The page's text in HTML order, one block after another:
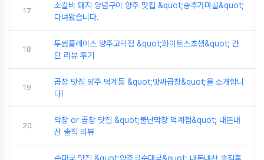
17
소갈비 돼지 양념구이 양주 맛집 &quot;송추가마골&quot;
다녀왔습니다.
18
투썸플레이스 양주고덕점 &quot;화이트스초생&quot; 간
단 리뷰 후기
19
곱창 맛집 양주 덕계동 &quot;앗싸곱창&quot;을 소개합니
다!
20
막창 or 곱창 맛집 &quot;불난막창 덕계점&quot; 내돈내
산 솔직 리뷰